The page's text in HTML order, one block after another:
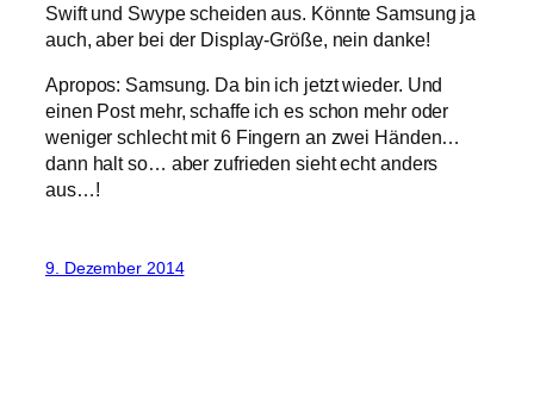
Swift und Swype scheiden aus. Könnte Samsung ja
auch, aber bei der Display-Größe, nein danke!
Apropos: Samsung. Da bin ich jetzt wieder. Und
einen Post mehr, schaffe ich es schon mehr oder
weniger schlecht mit 6 Fingern an zwei Händen…
dann halt so… aber zufrieden sieht echt anders
aus…!
9. Dezember 2014